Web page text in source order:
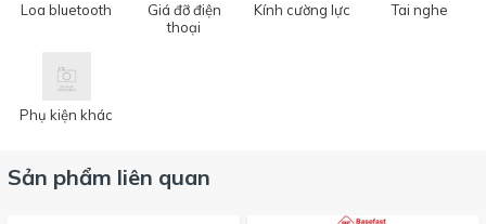
Loa bluetooth
Giá đỡ điện
thoại
Kính cường lực Tai nghe
Phụ kiện khác
Sản phẩm liên quan